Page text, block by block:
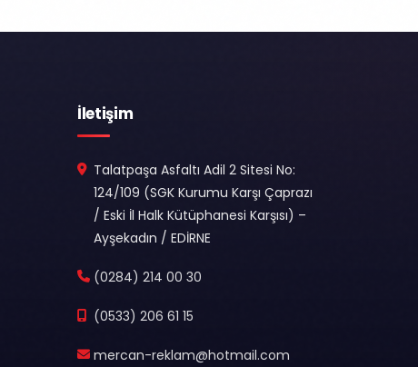
İletişim
Talatpaşa Asfaltı Adil 2 Sitesi No:
124/109 (SGK Kurumu Karşı Çaprazı
/ Eski İl Halk Kütüphanesi Karşısı) –
Ayşekadın / EDİRNE
(0284) 214 00 30
(0533) 206 61 15
mercan-reklam@hotmail.com